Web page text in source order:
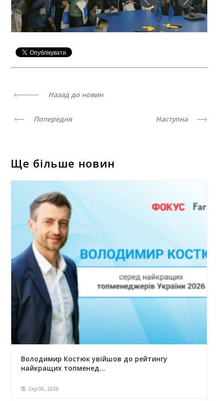
Назад до новин
Попередня Наступна
Ще більше новин
Володимир Костюк увійшов до рейтингу
найкращих топменед...
Сер 06, 2026